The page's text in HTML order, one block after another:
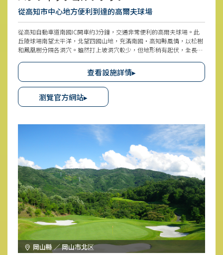
從高知市中心地方便利到達的高爾夫球場
從高知自動車道南國IC開車約3分鐘，交通非常便利的高爾夫球場。此
丘陵球場南望太平洋，北望四國山地，充滿南國・高知縣風情，以松樹
和鳳凰樹分隔各洞穴。雖然打上坡洞穴較少，但地形稍有起伏，全長也
戰。此外，也會設定「女子応援DAY」，女性高爾夫球手也經常造訪。
引進電磁感應式球車，移動方便令人高興。
查看設施詳情▸
瀏覽官方網站▸
岡山縣 ／ 岡山市北区